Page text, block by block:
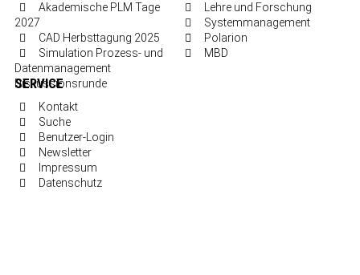
Akademische PLM Tage
2027
CAD Herbsttagung 2025
Simulation Prozess- und
Datenmanagement
Diskussionsrunde
Lehre und Forschung
Systemmanagement
Polarion
MBD
SERVICE
Kontakt
Suche
Benutzer-Login
Newsletter
Impressum
Datenschutz